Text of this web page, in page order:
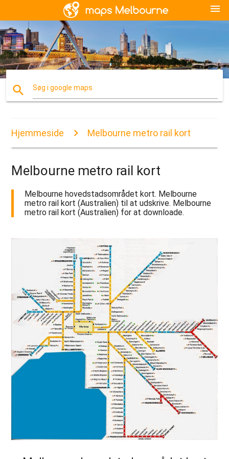
menu
search Søg i google maps
Hjemmeside Melbourne metro rail kort
Melbourne metro rail kort
Melbourne hovedstadsområdet kort. Melbourne
metro rail kort (Australien) til at udskrive. Melbourne
metro rail kort (Australien) for at downloade.